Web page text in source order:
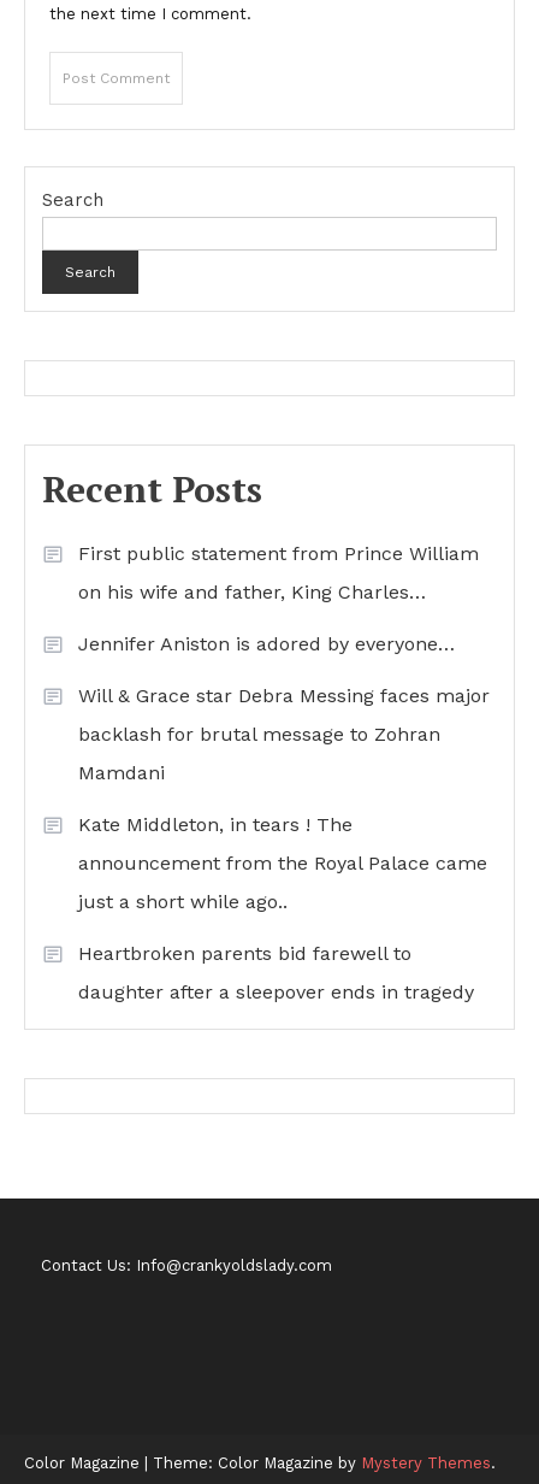
the next time I comment.
Search
Search
Recent Posts
First public statement from Prince William
on his wife and father, King Charles…
Jennifer Aniston is adored by everyone…
Will & Grace star Debra Messing faces major
backlash for brutal message to Zohran
Mamdani
Kate Middleton, in tears ! The
announcement from the Royal Palace came
just a short while ago..
Heartbroken parents bid farewell to
daughter after a sleepover ends in tragedy
Contact Us: Info@crankyoldslady.com
Color Magazine | Theme: Color Magazine by Mystery Themes.